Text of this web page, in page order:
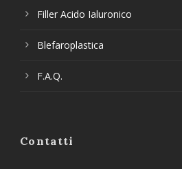
Filler Acido Ialuronico
Blefaroplastica
F.A.Q.
Contatti